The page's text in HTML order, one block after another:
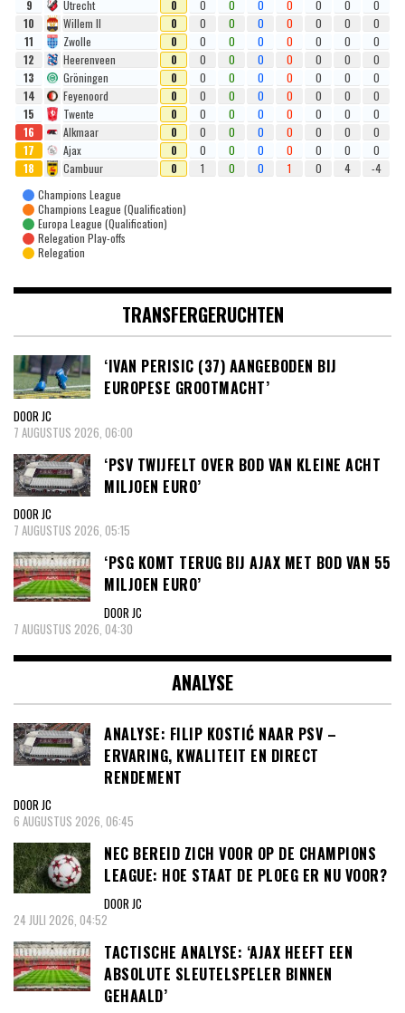
9 Utrecht 0 0 0 0 0 0 0
0
10
Willem II 0 0 0 0 0 0 0
0
11
Zwolle 0 0 0 0 0 0 0
0
12
Heerenveen 0 0 0 0 0 0 0
0
13
Gröningen 0 0 0 0 0 0 0
0
14
Feyenoord 0 0 0 0 0 0 0
0
15
Twente 0 0 0 0 0 0 0
0
16
Alkmaar 0 0 0 0 0 0 0
0
17
Ajax 0 0 0 0 0 0 0
0
18
Cambuur 0 1 0 0 1 0 4
-4
Champions League
Champions League (Qualification)
Europa League (Qualification)
Relegation Play-offs
Relegation
TRANSFERGERUCHTEN
‘IVAN PERISIC (37) AANGEBODEN BIJ
EUROPESE GROOTMACHT’
DOOR JC
7 AUGUSTUS 2026, 06:00
‘PSV TWIJFELT OVER BOD VAN KLEINE ACHT
MILJOEN EURO’
DOOR JC
7 AUGUSTUS 2026, 05:15
‘PSG KOMT TERUG BIJ AJAX MET BOD VAN 55
MILJOEN EURO’
DOOR JC
7 AUGUSTUS 2026, 04:30
ANALYSE
ANALYSE: FILIP KOSTIĆ NAAR PSV –
ERVARING, KWALITEIT EN DIRECT
RENDEMENT
DOOR JC
6 AUGUSTUS 2026, 06:45
NEC BEREID ZICH VOOR OP DE CHAMPIONS
LEAGUE: HOE STAAT DE PLOEG ER NU VOOR?
DOOR JC
24 JULI 2026, 04:52
TACTISCHE ANALYSE: ‘AJAX HEEFT EEN
ABSOLUTE SLEUTELSPELER BINNEN
GEHAALD’